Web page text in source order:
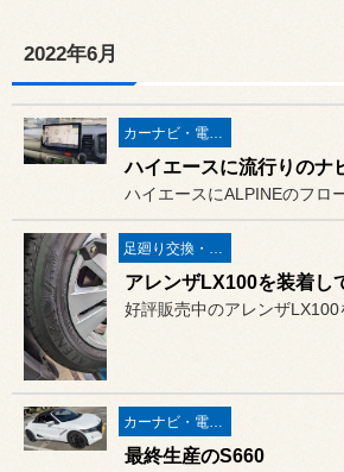
2022年6月
カーナビ・電装品
足廻り交換・４輪アライメント調整
カーナビ・電装品
最終生産のS660